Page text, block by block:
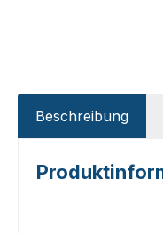
Beschreibung